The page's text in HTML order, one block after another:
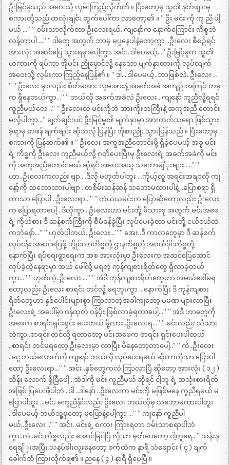
ဦးမြင့်မူသည် အဝေးသို့ လှမ်းကြည့်လိုက်၏ ။ ပြီးတော့မှ သူ၏ နုတ်ဖျားမှ
စကားတို့သည် တလုံးချင်း ထွက်ပေါ်ကာ လာတော့၏ ။ ” ဦး မင်း ကို ကူ ညီ ပါ့
မယ် …” ” ဝမ်းသာလိုက်တာ ဦးလေးရယ်..ကျနော်က နောက်ကြောင်း ကိစ္စဘဲ
လန့်တာပါ …” ” ဒါတွေ အတွက် ဘာမှ မပူနေပါနဲ့တော့ကွာ ..ဦးလေး စီစဉ်ရင်
အားလုံး အဆင်ပြေ သွားရမှာပေါ့ကွာ..အင်း..ဒါပေမယ့်…” ဦးမြင့်မူက သူ၏
ဟကားကို ရပ်ကာ အိုမင်း ညိုမှောင်လို့ နေသော မျက်နှာထားကို လုပ်လျက်
အဝေးသို့ လှမ်းကာ ကြည့်နေပြန်၏ ။ ” ဒါ….ဒါပေမယ့်..ဘာဖြစ်လဲ..ဦးလေး . .
” ” ဦးလေး မှာလည်း စိတ်မအား လူမအားနဲ့ အခက်အခဲ အကျဉ်းအကြပ် တခု
က ရှိနေတယ်ကွာ…” ” ဘယ်လို အခက်အခဲလဲ ဦးလေး ..ကျနော် ကူညီလို့ရရင်
ကူညီမယ်လေ ..” ” ဦးလေးလဲ မင်းကိုဘဲ အားကိုးတကြီးနဲ့ အကူအညီ တောင်း
မလို့ပါကွာ…” ချက်ချင်းပင် ဦးမြင့်မူ၏ မျက်နှာမှာ အားတက်သရော ဖြစ်သွား
ခဲ့ရာမှ တဖန် ချက်ချင်း ဆိုသလို ပြန်ပြီး အိုစာညှိုး သွားပြန်သည် ။ ပြီးတော့မှ
စကားကို ပြန်ဆက်၏ ။ ” ဦးလေး အကူအညီတောင်းဖို့ ရှိခဲ့ပေမယ့် အခု မင်း
ရဲ့ ကိစ္စကို ဦးလေး ကူညီမယ်လို့ ဂတိပေးပြီးမှ ဦးလေးရဲ့ အခက်အခဲကို မင်း
ကို အကူအညီတောင်းမယ် ဆိုရင် အပေးအယူ သဘောမျိ ုးများ ….” ”
ဟာ..ဦးလေးကလည်း ဗျာ . .ဒီလို မဟုတ်ပါဘူး …ကိုယ့်လူ အရင်းအချာလို ကျ
နော့်ကို သဘောထားပါဗျာ ..တစိမ်းဆန်ဆန် သဘောမထားပါနဲ့ ..ပြောစရာ ရှိ
တာသာ ပြောပါ ..ဦးလေးရာ…” ” ကဲယယမင်းက ပြောဆိုတော့လည်း ဦးလေး
က ပြောရတာပေါ့ ..ဒီလိုကွာ ..ဦးလေးဟာ မင်းတို့ မိသားစု အတွက် မင်းအဖေ
ရဲ့ ကိုယ်စား ဒီ ဆန်စက်ကြီးကို စီမံခန်ံခွဲပြီး လုပ်ပေးခဲ့တာ မင်းတို့ ငယ်ငယ်ထဲ
ကဘဲနော်…” ” ဟုတ်ပါတယ်..ဦးလေး…” ” အေး..ဒီ ကာလတွေမှာ ဒီ ဆန်စက်
လုပ်ငန်း အဆင်ပြေဖို့ ဘွိုင်လာကိစ္စတို့ ဌာနကိစ္စတို့ အဝယ်ဒိုင်ကိစ္စတို့
နောက်ပြီး ရပ်ရေးရွာရေးက အစ အားလုံးမှာ ဦးလေးက အဆင်ပြေအောင်
လုပ်ခဲ့တဲ့နေရာမှာ အယ် ဖေါ်လို့ မရတဲ့ ကုန်ကျစားရိတ်တွေ ရှိလာခဲ့တယ်
ကွာ…” ” ဟုတ်ကဲ့..ဦးလေး …” ” အဲဒီ ကုန်ကျစားရိတ်တွေဟာ အမယ်ဖေါ်မရ
တော့လည်း ဦးလေး စာရင်း တင်လို့ မရဘူးကွာ …နောက်ပြီး ဒီ ကုန်ကျစား
ရိတ်တွေဟာ နှစ်ပေါင်းများစွာ ကြာလာတဲ့အခါကျတော့ ပမဏ များလာပြီး
ဦးလေးရဲ့ အပေါ်မှာ ဝန်ထုတ် ဝန်ပိုး ဖြစ်လာခဲ့ရတာပေါ့…” ” အဲဒီ ဟာတွေကို
အဖေက စာရင်းရှင်းရှင်း ပေးတယ် မို့လား..ဦးလေးရ…” ” မင်းလည်း သိသား
ဘဲကွာ..စာရင်း တင်လို့ ရတာတော့ မင်းအဖေက စာရင်း ရှင်းပေးပါတယ်
..စာရင်း တင်မရတော့ ဦးလေးမှာ လာပြီး ပိနေတော့တာပေါ့..” ” ကဲ..ဦးလေး
..ငွေ ဘယ်လောက်ကို ကျနော် ဘယ်လို လုပ်ပေးရမယ် ဆိုတာကိုသာ ပြောပါ
တော့ ဦးလေးရာ…” ” အင်း..နှစ်တွေကလဲ ကြာလာပြီ ဆိုတော့ အားလုံး ( ၁၂ )
သိန်း လောက် ရှိပြီပေါ့ ..အဲဒါကို မင်း ကူညီမယ် ဆိုရင် ငါ့တူ ရဲ့ အသုံးစားရိတ်
အဖြစ် ပြပေးဖို့ပါဘဲ ..ဒါ ..ဒါနော် ..ဦးလေးက မင်းကို မဖြစ်မနေ ကူညီရမယ် မ
ပြောပါဘူး …မင်း မကူညီနိုင်လည်း ဦးလေး ဘယ်လိုမှ သဘောမထားပါဘူး
..ဒါပေမယ့် ဘယ်သူ့မှတော့ မပြောနဲ့ပေါ့ကွာ …” ” ကျနော် ကူညီပါ
မယ်..ဦးလေး ..” ” အင်း..မင်းရဲ့ စကား ကြားရတာ ဝမ်းသာစရာပါဘဲ
ကွာ..ကဲ..မင်းကိစ္စလည်း အောင်မြင်ပြီ လို့သာ မှတ်ပေတော့ ငါ့တူရေ…” သန်းနု
ရေချိ ုးအပြီး သနပ်ခါးလူးနေတော့ စက်ထဲက နာရီ သံချောင်း ( ၄ ) ချက်
ခေါက်သံ ကြားလိုက်ရ၏ ။ ညနေ ( ၄ ) နာရီ ရှိပေပြီ ။